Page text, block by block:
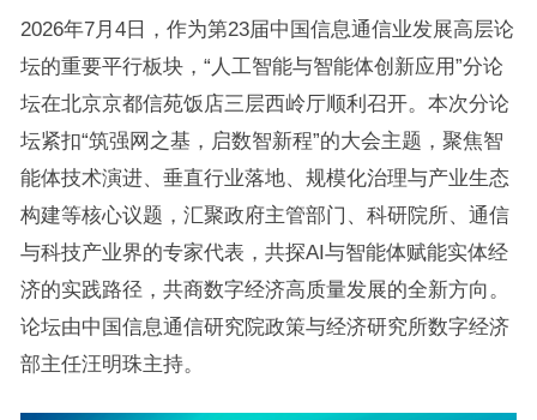
2026年7月4日，作为第23届中国信息通信业发展高层论
坛的重要平行板块，“人工智能与智能体创新应用”分论
坛在北京京都信苑饭店三层西岭厅顺利召开。本次分论
坛紧扣“筑强网之基，启数智新程”的大会主题，聚焦智
能体技术演进、垂直行业落地、规模化治理与产业生态
构建等核心议题，汇聚政府主管部门、科研院所、通信
与科技产业界的专家代表，共探AI与智能体赋能实体经
济的实践路径，共商数字经济高质量发展的全新方向。
论坛由中国信息通信研究院政策与经济研究所数字经济
部主任汪明珠主持。